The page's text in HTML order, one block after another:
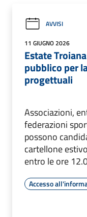
AVVISI
11 GIUGNO 2026
Estate
pubblico per
progettuali
Associazioni,
federazioni
possono
cartellone
entro le ore
Accesso